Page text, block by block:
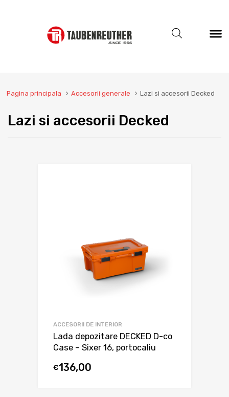
Pagina principala Accesorii generale Lazi si accesorii Decked
Lazi si accesorii Decked
ACCESORII DE INTERIOR
Lada depozitare DECKED D-co
Case – Sixer 16, portocaliu
€136,00